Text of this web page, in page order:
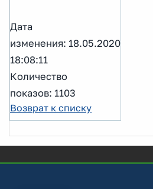
Дата
изменения: 18.05.2020
18:08:11
Количество
показов: 1103
Возврат к списку